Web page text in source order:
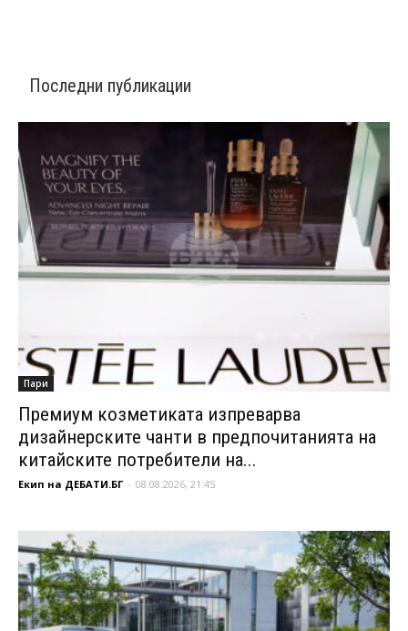
Последни публикации
Пари
Премиум козметиката изпреварва
дизайнерските чанти в предпочитанията на
китайските потребители на...
Екип на ДЕБАТИ.БГ - 08.08.2026, 21:45